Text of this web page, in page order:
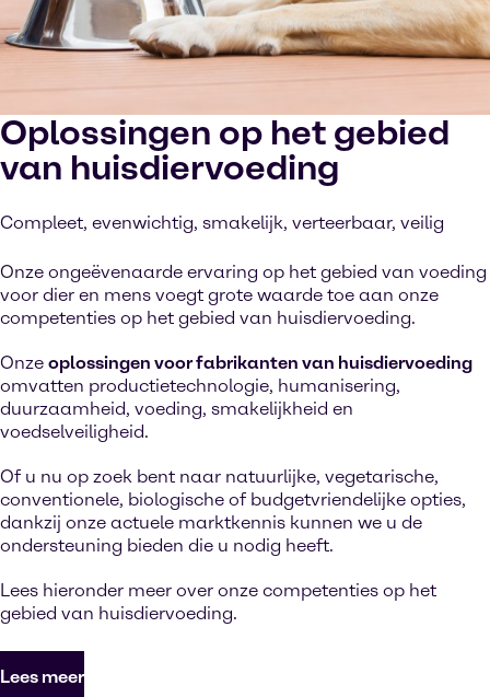
Oplossingen op het gebied
van huisdiervoeding
Compleet, evenwichtig, smakelijk, verteerbaar, veilig
Onze ongeëvenaarde ervaring op het gebied van voeding
voor dier en mens voegt grote waarde toe aan onze
competenties op het gebied van huisdiervoeding.
Onze oplossingen voor fabrikanten van huisdiervoeding
omvatten productietechnologie, humanisering,
duurzaamheid, voeding, smakelijkheid en
voedselveiligheid.
Of u nu op zoek bent naar natuurlijke, vegetarische,
conventionele, biologische of budgetvriendelijke opties,
dankzij onze actuele marktkennis kunnen we u de
ondersteuning bieden die u nodig heeft.
Lees hieronder meer over onze competenties op het
gebied van huisdiervoeding.
Lees meer